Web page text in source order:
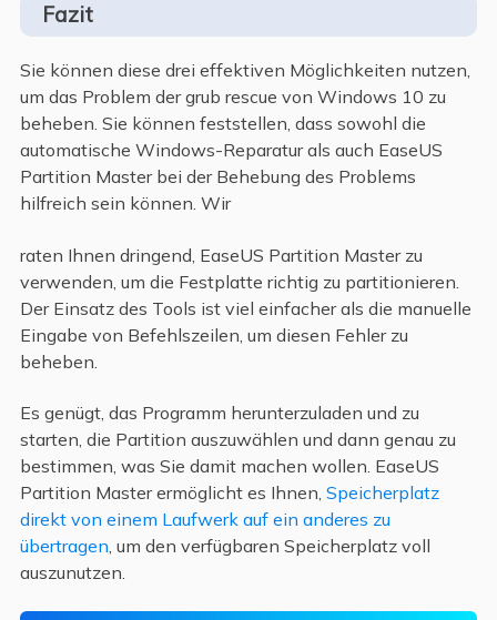
Fazit
Sie können diese drei effektiven Möglichkeiten nutzen,
um das Problem der grub rescue von Windows 10 zu
beheben. Sie können feststellen, dass sowohl die
automatische Windows-Reparatur als auch EaseUS
Partition Master bei der Behebung des Problems
hilfreich sein können. Wir
raten Ihnen dringend, EaseUS Partition Master zu
verwenden, um die Festplatte richtig zu partitionieren.
Der Einsatz des Tools ist viel einfacher als die manuelle
Eingabe von Befehlszeilen, um diesen Fehler zu
beheben.
Es genügt, das Programm herunterzuladen und zu
starten, die Partition auszuwählen und dann genau zu
bestimmen, was Sie damit machen wollen. EaseUS
Partition Master ermöglicht es Ihnen, Speicherplatz
direkt von einem Laufwerk auf ein anderes zu
übertragen, um den verfügbaren Speicherplatz voll
auszunutzen.